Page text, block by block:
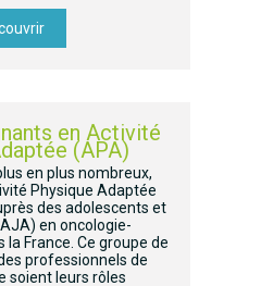
en Activité
(APA)
en plus nombreux,
Physique Adaptée
des adolescents et
en oncologie-
France. Ce groupe de
professionnels de
soient leurs rôles